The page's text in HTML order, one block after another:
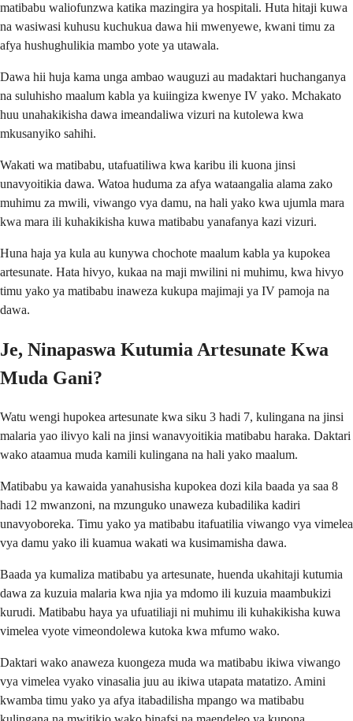
matibabu waliofunzwa katika mazingira ya hospitali. Huta hitaji kuwa
na wasiwasi kuhusu kuchukua dawa hii mwenyewe, kwani timu za
afya hushughulikia mambo yote ya utawala.
Dawa hii huja kama unga ambao wauguzi au madaktari huchanganya
na suluhisho maalum kabla ya kuiingiza kwenye IV yako. Mchakato
huu unahakikisha dawa imeandaliwa vizuri na kutolewa kwa
mkusanyiko sahihi.
Wakati wa matibabu, utafuatiliwa kwa karibu ili kuona jinsi
unavyoitikia dawa. Watoa huduma za afya wataangalia alama zako
muhimu za mwili, viwango vya damu, na hali yako kwa ujumla mara
kwa mara ili kuhakikisha kuwa matibabu yanafanya kazi vizuri.
Huna haja ya kula au kunywa chochote maalum kabla ya kupokea
artesunate. Hata hivyo, kukaa na maji mwilini ni muhimu, kwa hivyo
timu yako ya matibabu inaweza kukupa majimaji ya IV pamoja na
dawa.
Je, Ninapaswa Kutumia Artesunate Kwa
Muda Gani?
Watu wengi hupokea artesunate kwa siku 3 hadi 7, kulingana na jinsi
malaria yao ilivyo kali na jinsi wanavyoitikia matibabu haraka. Daktari
wako ataamua muda kamili kulingana na hali yako maalum.
Matibabu ya kawaida yanahusisha kupokea dozi kila baada ya saa 8
hadi 12 mwanzoni, na mzunguko unaweza kubadilika kadiri
unavyoboreka. Timu yako ya matibabu itafuatilia viwango vya vimelea
vya damu yako ili kuamua wakati wa kusimamisha dawa.
Baada ya kumaliza matibabu ya artesunate, huenda ukahitaji kutumia
dawa za kuzuia malaria kwa njia ya mdomo ili kuzuia maambukizi
kurudi. Matibabu haya ya ufuatiliaji ni muhimu ili kuhakikisha kuwa
vimelea vyote vimeondolewa kutoka kwa mfumo wako.
Daktari wako anaweza kuongeza muda wa matibabu ikiwa viwango
vya vimelea vyako vinasalia juu au ikiwa utapata matatizo. Amini
kwamba timu yako ya afya itabadilisha mpango wa matibabu